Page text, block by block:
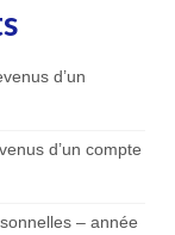
d’un
d’un compte
– année